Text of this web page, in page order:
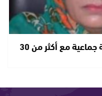
زلزال سياسي بالعيون… استقالة جماعية مع أكثر من 30